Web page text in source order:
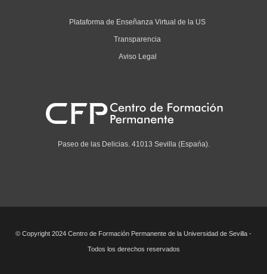
Plataforma de Enseñanza Virtual de la US
Transparencia
Aviso Legal
Paseo de las Delicias. 41013 Sevilla (Espańa).
© Copyright 2024 Centro de Formación Permanente de la Universidad de Sevilla -
Todos los derechos reservados